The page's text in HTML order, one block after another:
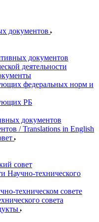
документов
документов
деятельности
федеральных норм и
РБ
документов
/ Translations in English
совет
Научно-технического
техническом совете
совета